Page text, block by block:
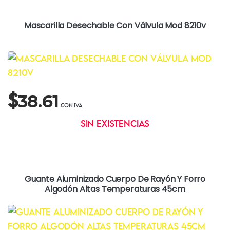
Mascarilla Desechable Con Válvula Mod 8210v
$38.61
Sin existencias
Guante Aluminizado Cuerpo De Rayón Y Forro
Algodón Altas Temperaturas 45cm